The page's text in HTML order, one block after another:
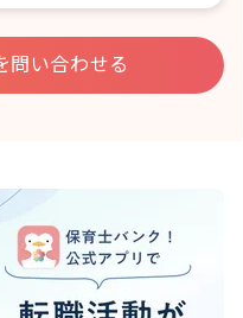
問い合わせる